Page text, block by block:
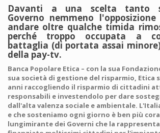
Davanti a una scelta tanto
Governo nemmeno
andare oltre qualche timida
perché troppo occupata a
battaglia (di portata assai
della pay-tv.
Banca Popolare Etica – con la sua
sua società di gestione del risparmio, Etica
anni raccogliendo il risparmio di cittadini
responsabili e investendolo per dare
dall'alta valenza sociale e ambientale.
e che sosteniamo ogni giorno è ben più
lungimirante dei Governi che la